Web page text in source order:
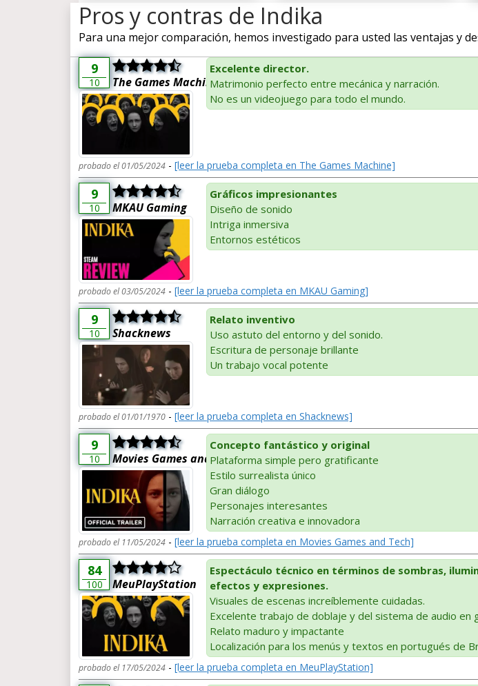
Pros y contras de Indika
Para una mejor comparación, hemos investigado para usted las ventajas y
9
10 The Games Machine
Excelente director.
Matrimonio perfecto entre mecánica y narración.
No es un videojuego para todo el mundo.
probado el 01/05/2024 - [leer la prueba completa en The Games Machine]
9
10 MKAU Gaming
Gráficos impresionantes
Diseño de sonido
Intriga inmersiva
Entornos estéticos
probado el 03/05/2024 - [leer la prueba completa en MKAU Gaming]
9
10 Shacknews
Relato inventivo
Uso astuto del entorno y del sonido.
Escritura de personaje brillante
Un trabajo vocal potente
probado el 01/01/1970 - [leer la prueba completa en Shacknews]
9
10 Movies Games and Tech
Concepto fantástico y original
Plataforma simple pero gratificante
Estilo surrealista único
Gran diálogo
Personajes interesantes
Narración creativa e innovadora
probado el 11/05/2024 - [leer la prueba completa en Movies Games and Tech]
84
100 MeuPlayStation
Espectáculo técnico en términos de sombras,
efectos y expresiones.
Visuales de escenas increíblemente cuidadas.
Excelente trabajo de doblaje y del sistema de audio en
Relato maduro y impactante
Localización para los menús y textos en portugués de
probado el 17/05/2024 - [leer la prueba completa en MeuPlayStation]